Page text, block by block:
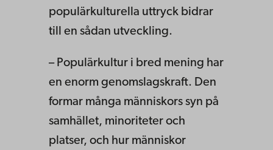
populärkulturella uttryck bidrar
till en sådan utveckling.
– Populärkultur i bred mening har
en enorm genomslagskraft. Den
formar många människors syn på
samhället, minoriteter och
platser, och hur människor